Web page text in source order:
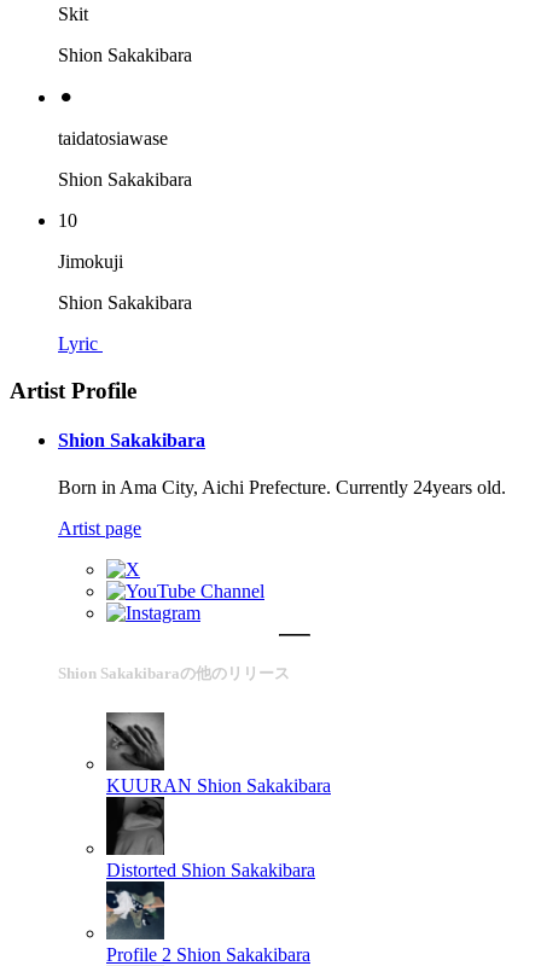
Skit
Shion Sakakibara
⚫︎
taidatosiawase
Shion Sakakibara
10
Jimokuji
Shion Sakakibara
Lyric
Artist Profile
Shion Sakakibara
Born in Ama City, Aichi Prefecture. Currently 24years old.
Artist page
Shion Sakakibaraの他のリリース
KUURAN Shion Sakakibara
Distorted Shion Sakakibara
Profile 2 Shion Sakakibara